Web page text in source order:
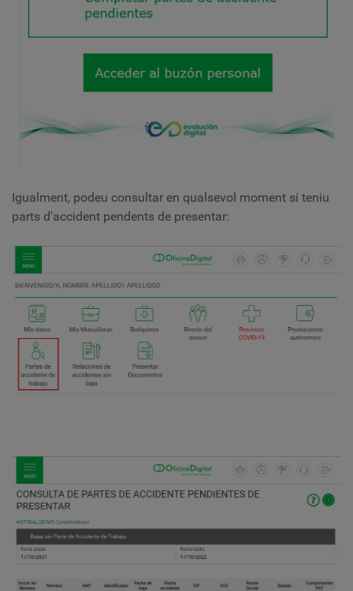
Igualment, podeu consultar en qualsevol moment si teniu
parts d'accident pendents de presentar: